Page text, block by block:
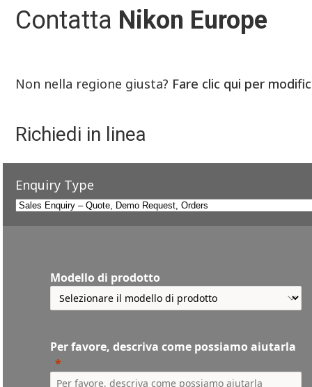
Contatta Nikon Europe
Non nella regione giusta? Fare clic qui per
Richiedi in linea
Enquiry Type
Modello di prodotto
Per favore, descriva come possiamo aiutarla